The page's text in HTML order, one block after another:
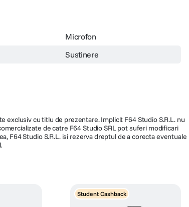
Microfon
Sustinere
exclusiv cu titlu de prezentare. Implicit F64 Studio S.R.L. nu
de catre F64 Studio SRL pot suferi modificari
F64 Studio S.R.L. isi rezerva dreptul de a corecta eventuale
Student Cashback